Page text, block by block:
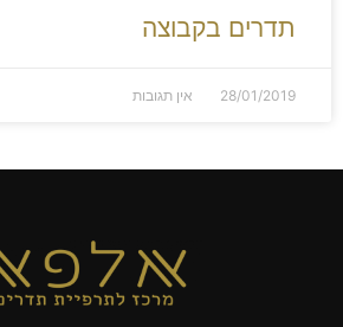
תדרים בקבוצה
28/01/2019 אין תגובות